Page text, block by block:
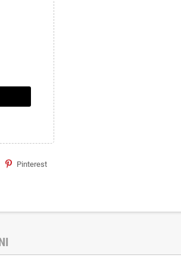
Pinterest